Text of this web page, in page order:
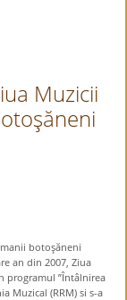
Muzicii
botoşăneni
an din 2007, Ziua
programul ”Întâlnirea
Muzical (RRM) si s-a